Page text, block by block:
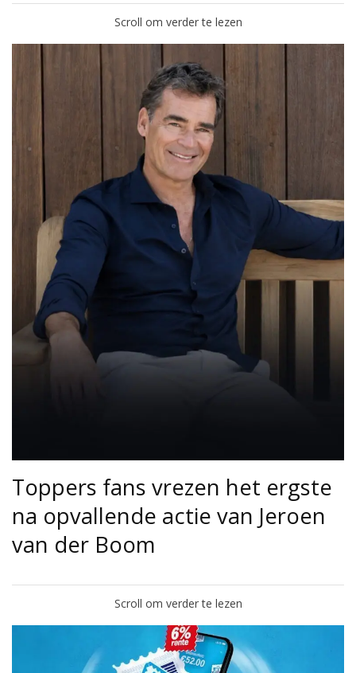
Scroll om verder te lezen
Toppers fans vrezen het ergste
na opvallende actie van Jeroen
van der Boom
Scroll om verder te lezen